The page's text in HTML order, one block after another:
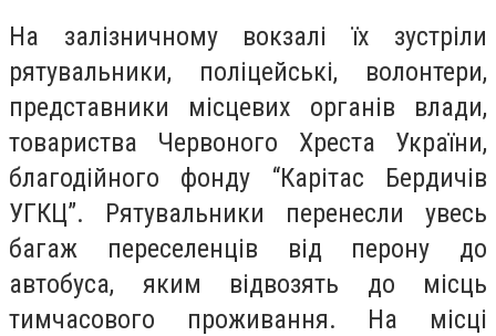
На залізничному вокзалі їх зустріли
рятувальники, поліцейські, волонтери,
представники місцевих органів влади,
товариства Червоного Хреста України,
благодійного фонду “Карітас Бердичів
УГКЦ”. Рятувальники перенесли увесь
багаж переселенців від перону до
автобуса, яким відвозять до місць
тимчасового проживання. На місці